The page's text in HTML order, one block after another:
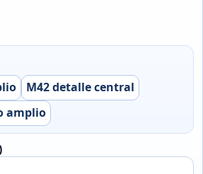
M42 detalle central
amplio